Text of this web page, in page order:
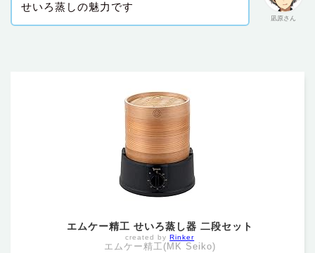
凪原さん
せいろ蒸しの魅力です
エムケー精工 せいろ蒸し器 二段セット
created byRinker
エムケー精工(MK Seiko)